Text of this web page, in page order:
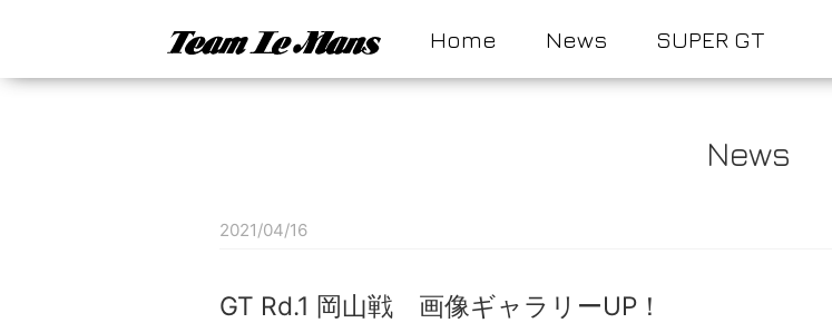
Home News SUPER GT
News
2021/04/16
GT Rd.1 岡山戦 画像ギャラリーUP！